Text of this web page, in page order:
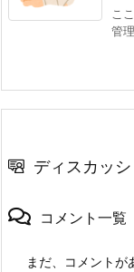
こ
管
ディスカッ
コメント一覧
まだ、コメントが